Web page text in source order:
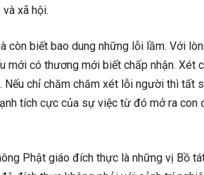
xã hội.
còn biết bao dung những lỗi lầm. Với
mới có thương mới biết chấp nhận. Xét
chỉ chăm chăm xét lỗi người thì tất
tích cực của sự việc từ đó mở ra
Phật giáo đích thực là những vị Bồ